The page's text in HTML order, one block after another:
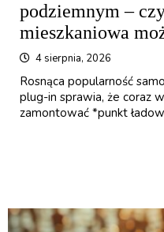
podziemnym –
mieszkaniowa
4 sierpnia, 2026
Rosnąca popularność
plug-in sprawia, że coraz
zamontować *punkt